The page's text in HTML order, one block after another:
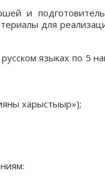
и
для
языках по 5
харыстыыр»);